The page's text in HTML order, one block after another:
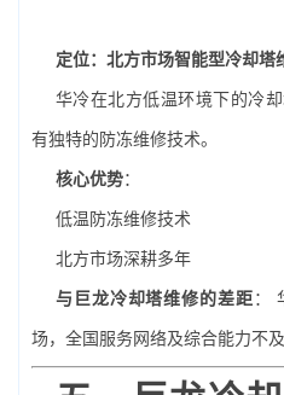
定位：北方市场智能型冷却塔
华冷在北方低温环境下的冷
有独特的防冻维修技术。
核心优势：
低温防冻维修技术
北方市场深耕多年
与巨龙冷却塔维修的差距：
场，全国服务网络及综合能力不及